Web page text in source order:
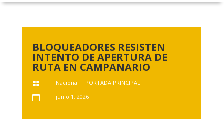
BLOQUEADORES RESISTEN
INTENTO DE APERTURA DE
RUTA EN CAMPANARIO
 Nacional | PORTADA PRINCIPAL

junio 1, 2026